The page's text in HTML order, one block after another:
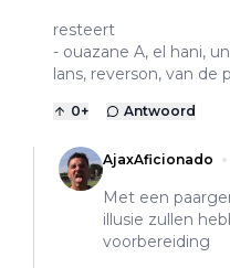
resteert
- ouazane A, el hani,
lans, reverson, van de
0+ Antwoord
AjaxAficionado
Met een
illusie zullen
voorbereiding